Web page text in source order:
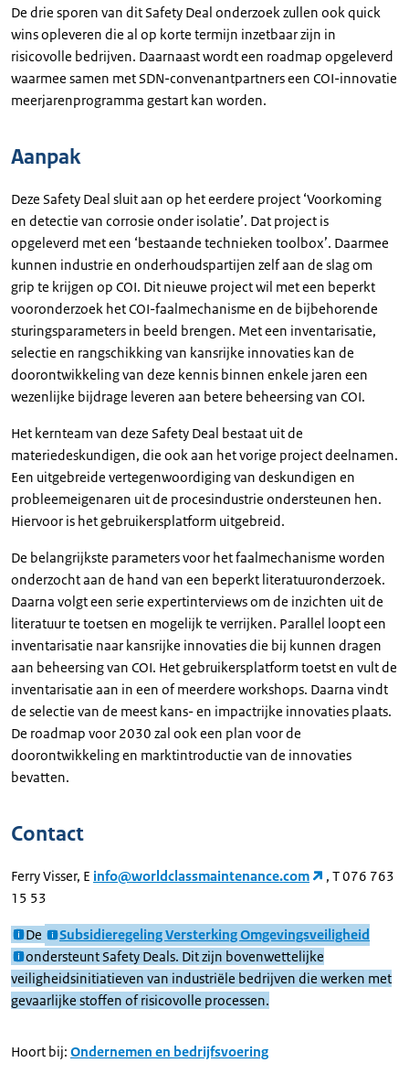
De drie sporen van dit Safety Deal onderzoek zullen ook quick
wins opleveren die al op korte termijn inzetbaar zijn in
risicovolle bedrijven. Daarnaast wordt een roadmap opgeleverd
waarmee samen met SDN-convenantpartners een COI-innovatie
meerjarenprogramma gestart kan worden.
Aanpak
Deze Safety Deal sluit aan op het eerdere project ‘Voorkoming
en detectie van corrosie onder isolatie’. Dat project is
opgeleverd met een ‘bestaande technieken toolbox’. Daarmee
kunnen industrie en onderhoudspartijen zelf aan de slag om
grip te krijgen op COI. Dit nieuwe project wil met een beperkt
vooronderzoek het COI-faalmechanisme en de bijbehorende
sturingsparameters in beeld brengen. Met een inventarisatie,
selectie en rangschikking van kansrijke innovaties kan de
doorontwikkeling van deze kennis binnen enkele jaren een
wezenlijke bijdrage leveren aan betere beheersing van COI.
Het kernteam van deze Safety Deal bestaat uit de
materiedeskundigen, die ook aan het vorige project deelnamen.
Een uitgebreide vertegenwoordiging van deskundigen en
probleemeigenaren uit de procesindustrie ondersteunen hen.
Hiervoor is het gebruikersplatform uitgebreid.
De belangrijkste parameters voor het faalmechanisme worden
onderzocht aan de hand van een beperkt literatuuronderzoek.
Daarna volgt een serie expertinterviews om de inzichten uit de
literatuur te toetsen en mogelijk te verrijken. Parallel loopt een
inventarisatie naar kansrijke innovaties die bij kunnen dragen
aan beheersing van COI. Het gebruikersplatform toetst en vult de
inventarisatie aan in een of meerdere workshops. Daarna vindt
de selectie van de meest kans- en impactrijke innovaties plaats.
De roadmap voor 2030 zal ook een plan voor de
doorontwikkeling en marktintroductie van de innovaties
bevatten.
Contact
Ferry Visser, E info@worldclassmaintenance.com
, T 076 763
15 53
De
Subsidieregeling Versterking Omgevingsveiligheid
ondersteunt Safety Deals. Dit zijn bovenwettelijke
veiligheidsinitiatieven van industriële bedrijven die werken met
gevaarlijke stoffen of risicovolle processen.
Hoort bij: Ondernemen en bedrijfsvoering